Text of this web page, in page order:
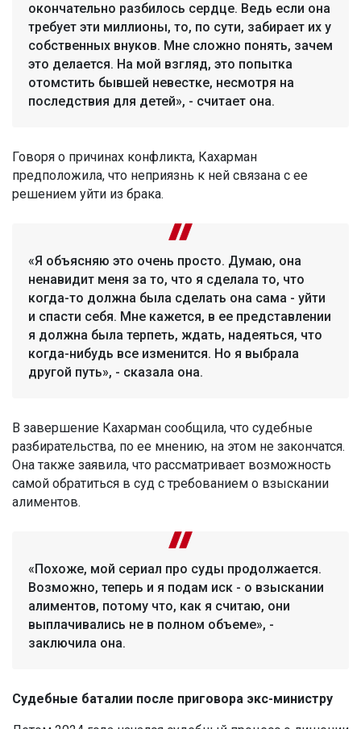
окончательно разбилось сердце. Ведь если она
требует эти миллионы, то, по сути, забирает их у
собственных внуков. Мне сложно понять, зачем
это делается. На мой взгляд, это попытка
отомстить бывшей невестке, несмотря на
последствия для детей», - считает она.
Говоря о причинах конфликта, Кахарман
предположила, что неприязнь к ней связана с ее
решением уйти из брака.
«Я объясняю это очень просто. Думаю, она
ненавидит меня за то, что я сделала то, что
когда-то должна была сделать она сама - уйти
и спасти себя. Мне кажется, в ее представлении
я должна была терпеть, ждать, надеяться, что
когда-нибудь все изменится. Но я выбрала
другой путь», - сказала она.
В завершение Кахарман сообщила, что судебные
разбирательства, по ее мнению, на этом не закончатся.
Она также заявила, что рассматривает возможность
самой обратиться в суд с требованием о взыскании
алиментов.
«Похоже, мой сериал про суды продолжается.
Возможно, теперь и я подам иск - о взыскании
алиментов, потому что, как я считаю, они
выплачивались не в полном объеме», -
заключила она.
Судебные баталии после приговора экс-министру